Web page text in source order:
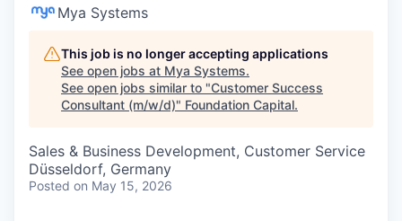
Mya Systems
This job is no longer accepting applications
See open jobs at Mya Systems.
See open jobs similar to "Customer Success
Consultant (m/w/d)" Foundation Capital.
Sales & Business Development, Customer Service
Düsseldorf, Germany
Posted on May 15, 2026